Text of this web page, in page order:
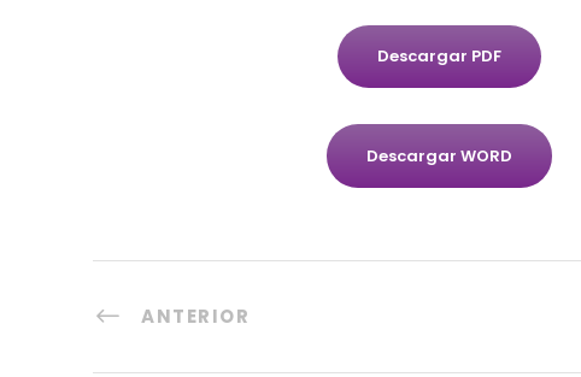
Descargar PDF
Descargar WORD
ANTERIOR